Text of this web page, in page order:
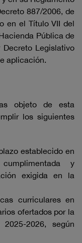
887/2006, de
en el Título VII del
Pública de
Legislativo
aplicación.
objeto de esta
los siguientes
establecido en
y
exigida en la
curriculares en
ofertados por la
2026, según